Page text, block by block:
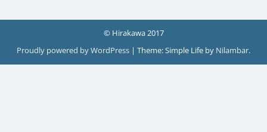
© Hirakawa 2017
Proudly powered by WordPress | Theme: Simple Life by Nilambar.